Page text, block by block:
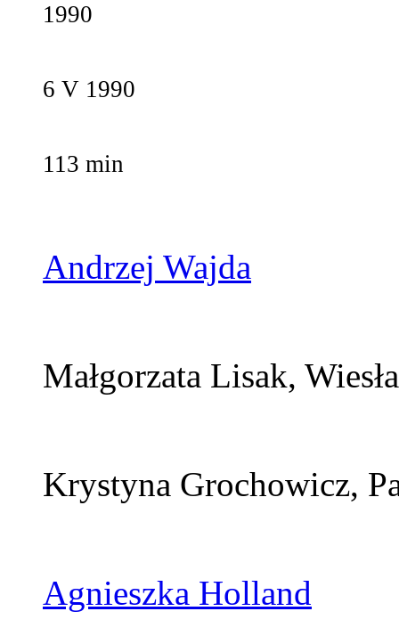
1990
6 V 1990
113 min
Andrzej Wajda
Małgorzata Lisak,
Krystyna Grochowicz,
Agnieszka Holland